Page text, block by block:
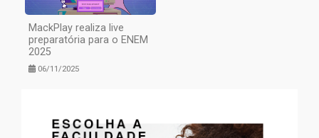
MackPlay realiza live
preparatória para o ENEM
2025
06/11/2025